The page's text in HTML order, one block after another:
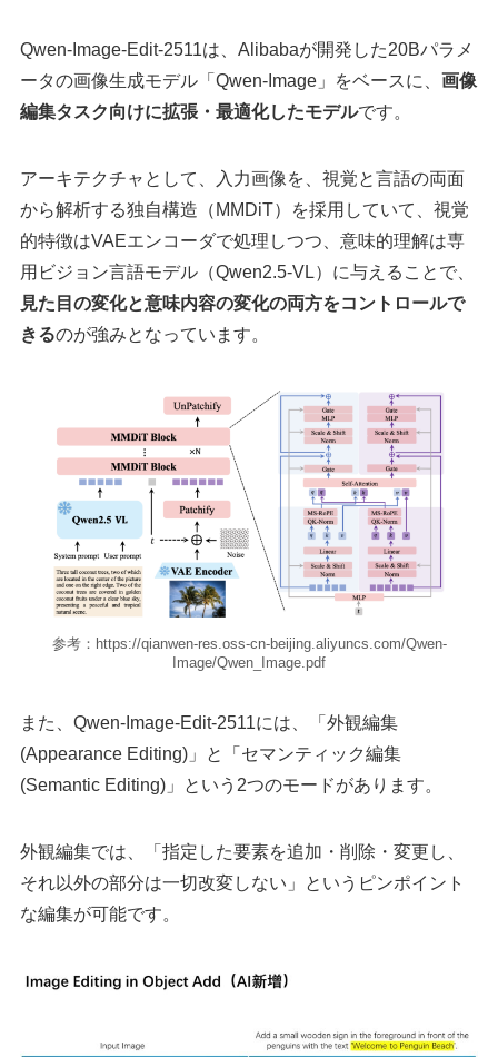
Qwen-Image-Edit-2511は、Alibabaが開発した20Bパラメ
ータの画像生成モデル「Qwen-Image」をベースに、 画像
編集タスク向けに拡張・最適化したモデルです。
アーキテクチャとして、入力画像を、視覚と言語の両面
から解析する独自構造（MMDiT）を採用していて、視覚
的特徴はVAEエンコーダで処理しつつ、意味的理解は専
用ビジョン言語モデル（Qwen2.5-VL）に与えることで、
見た目の変化と意味内容の変化の両方をコントロールで
きるのが強みとなっています。
参考：https://qianwen-res.oss-cn-beijing.aliyuncs.com/Qwen-
Image/Qwen_Image.pdf
また、Qwen-Image-Edit-2511には、「外観編集
(Appearance Editing)」と「セマンティック編集
(Semantic Editing)」という2つのモードがあります。
外観編集では、「指定した要素を追加・削除・変更し、
それ以外の部分は一切改変しない」というピンポイント
な編集が可能です。